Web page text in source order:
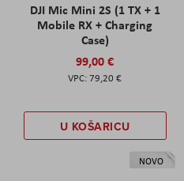
DJI Mic Mini 2S (1 TX + 1
Mobile RX + Charging
Case)
99,00 €
79,20 €
U KOŠARICU
NOVO